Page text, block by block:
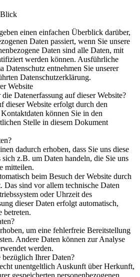
Blick
einen einfachen Überblick darüber,
Daten passiert, wenn Sie unsere
Daten sind alle Daten, mit
werden können. Ausführliche
Datenschutz entnehmen Sie unserer
Datenschutzerklärung.
Website
Datenerfassung auf dieser Website?
dieser Website erfolgt durch den
können Sie in den
Stelle in diesem Dokument
dadurch erhoben, dass Sie uns diese
z.B. um Daten handeln, die Sie uns
mitteilen.
beim Besuch der Website durch
Das sind vor allem technische Daten
oder Uhrzeit des
dieser Daten erfolgt automatisch,
betreten.
um eine fehlerfreie Bereitstellung
Andere Daten können zur Analyse
werden.
bezüglich Ihrer Daten?
unentgeltlich Auskunft über Herkunft,
gespeicherten personenbezogenen